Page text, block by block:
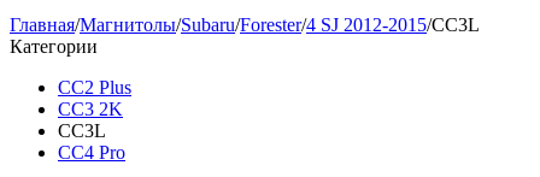
Главная/Магнитолы/Subaru/Forester/4 SJ 2012-2015/CC3L
Категории
CC2 Plus
CC3 2K
CC3L
CC4 Pro